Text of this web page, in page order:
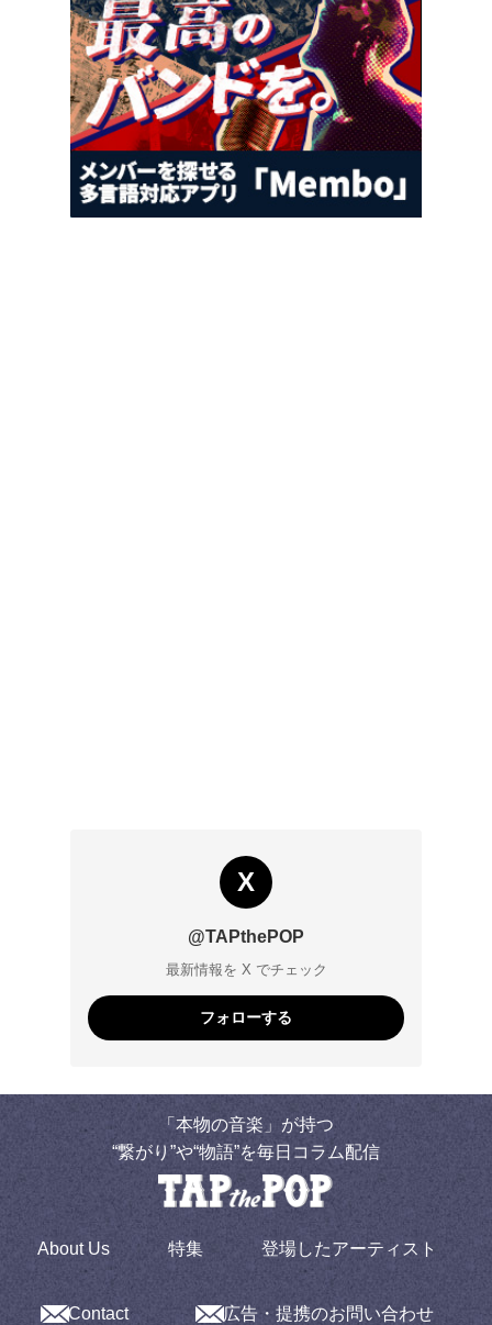
X
@TAPthePOP
最新情報を X でチェック
フォローする
「本物の音楽」が持つ
“繋がり”や“物語”を毎日コラム配信
About Us 特集 登場したアーティスト
Contact 広告・提携のお問い合わせ